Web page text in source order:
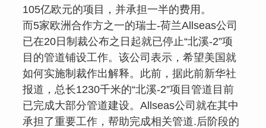
105亿欧元的项目，并承担一半的费用。
而5家欧洲合作方之一的瑞士-荷兰Allseas公司
已在20日制裁公布之日起就已停止“北溪-2”项
目的管道铺设工作。该公司表示，希望美国就
如何实施制裁作出解释。此前，据此前新华社
报道，总长1230千米的“北溪-2”项目管道目前
已完成大部分管道建设。Allseas公司就在其中
承担了重要工作，帮助完成相关管道.后阶段的